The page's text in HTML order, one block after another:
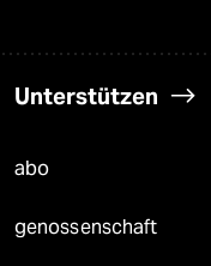
Unterstützen
abo
genossenschaft